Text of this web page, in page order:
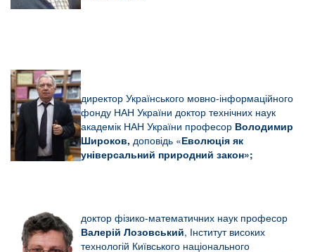
директор Українського мовно-інформаційного
фонду НАН України доктор технічних наук
академік НАН України професор Володимир
Широков, доповідь «Еволюція як
універсальний природний закон»;
доктор фізико-математичних наук професор
Валерій Лозовський, Інститут високих
технологій Київського національного